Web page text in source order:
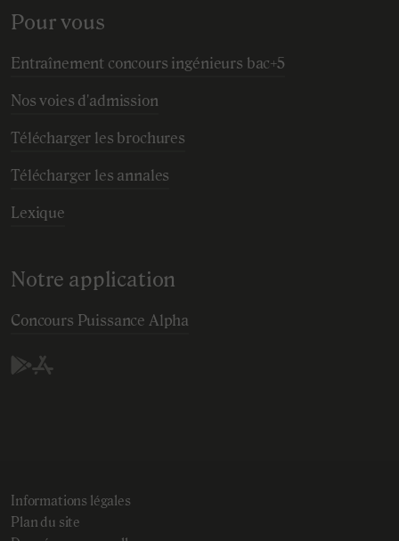
Pour vous
Entraînement concours ingénieurs bac+5
Nos voies d'admission
Télécharger les brochures
Télécharger les annales
Lexique
Notre application
Concours Puissance Alpha
Play Store (Android)
Informations légales
Plan du site